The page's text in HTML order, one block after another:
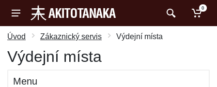
0
Úvod Zákaznický servis Výdejní místa
Výdejní místa
Menu